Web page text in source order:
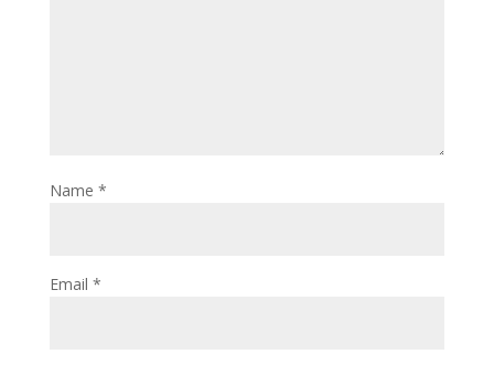
Name *
Email *